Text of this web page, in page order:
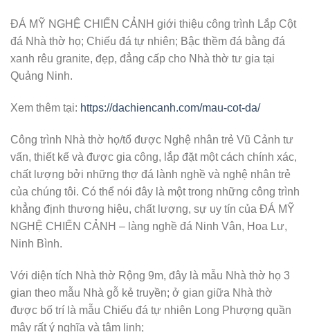
ĐÁ MỸ NGHỆ CHIẾN CẢNH giới thiệu công trình Lắp Cột
đá Nhà thờ họ; Chiếu đá tự nhiên; Bậc thềm đá bằng đá
xanh rêu granite, đẹp, đẳng cấp cho Nhà thờ tư gia tại
Quảng Ninh.
Xem thêm tại: https://dachiencanh.com/mau-cot-da/
Công trình Nhà thờ họ/tổ được Nghệ nhân trẻ Vũ Cảnh tư
vấn, thiết kế và được gia công, lắp đặt một cách chính xác,
chất lượng bởi những thợ đá lành nghề và nghệ nhân trẻ
của chúng tôi. Có thể nói đây là một trong những công trình
khẳng định thương hiệu, chất lượng, sự uy tín của ĐÁ MỸ
NGHỆ CHIẾN CẢNH – làng nghề đá Ninh Vân, Hoa Lư,
Ninh Bình.
Với diện tích Nhà thờ Rộng 9m, đây là mẫu Nhà thờ họ 3
gian theo mẫu Nhà gỗ kẻ truyền; ở gian giữa Nhà thờ
được bố trí là mẫu Chiếu đá tự nhiên Long Phượng quần
mây rất ý nghĩa và tâm linh;